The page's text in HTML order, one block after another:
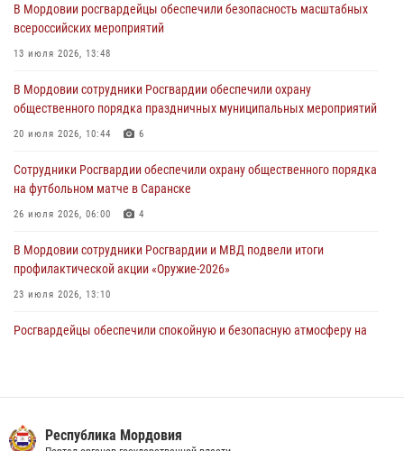
повредившего имущество в кафе
06 августа 2026, 07:03
незамедлительно
05 августа 2026, 15:04
подозреваемого в причинении телесных повреждений супруге
05 августа 2026, 12:34
В Мордовии росгвардейцы обеспечили безопасность масштабных
всероссийских мероприятий
13 июля 2026, 13:48
В Мордовии сотрудники Росгвардии обеспечили охрану
общественного порядка праздничных муниципальных мероприятий
20 июля 2026, 10:44 6
Сотрудники Росгвардии обеспечили охрану общественного порядка
на футбольном матче в Саранске
26 июля 2026, 06:00 4
В Мордовии сотрудники Росгвардии и МВД подвели итоги
профилактической акции «Оружие‑2026»
23 июля 2026, 13:10
Росгвардейцы обеспечили спокойную и безопасную атмосферу на
обеспечили безопасность на футбольных мероприятиях: от
Республика Мордовия